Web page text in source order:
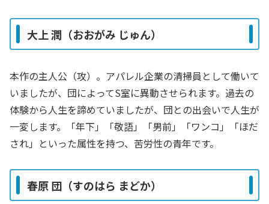
大上 潤（おおがみ じゅん）
本作の主人公（攻）。アパレル企業の清掃員として働いて
いましたが、団によってS室に異動させられます。過去の
体験から人生を諦めていましたが、団との出会いで人生が
一変します。「年下」「敬語」「男前」「ワンコ」「ほだ
され」といった属性を持つ、苦労性の青年です。
春原 団（すのはら まどか）